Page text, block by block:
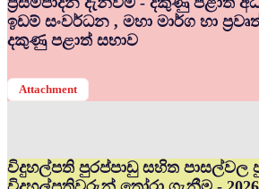
ඉඩම් සංවර්ධන , මහා මාර්ග හා
දකුණු පළාත් සභාව
Attachment
විදුහල්පති පුරප්පාඩු සහිත පාසල්වල